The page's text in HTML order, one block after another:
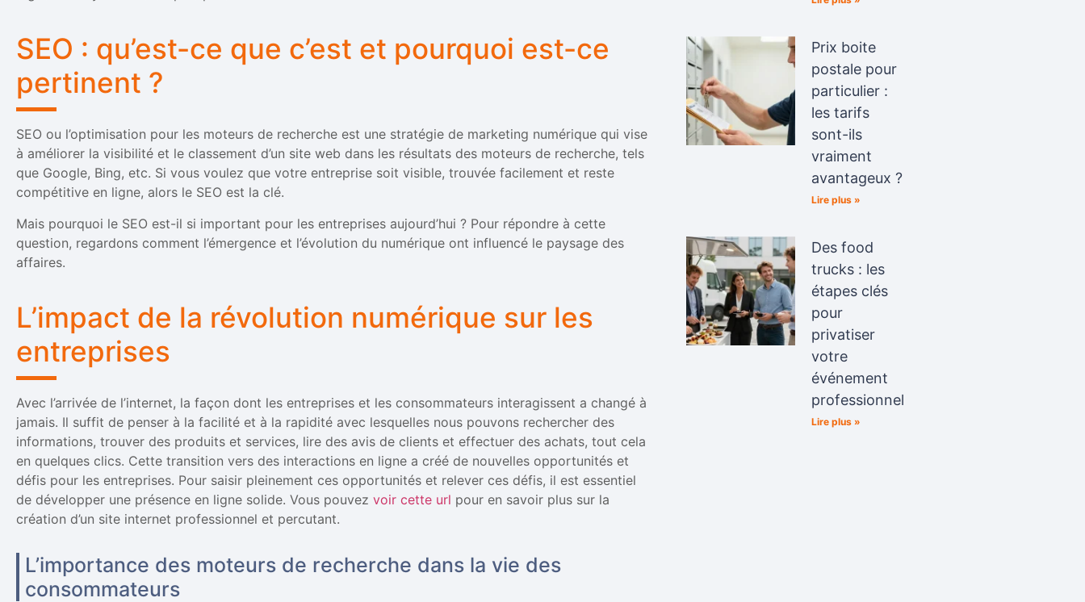
SEO : qu’est-ce que c’est et pourquoi est-ce
pertinent ?
SEO ou l’optimisation pour les moteurs de recherche est une stratégie de marketing numérique qui vise
à améliorer la visibilité et le classement d’un site web dans les résultats des moteurs de recherche, tels
que Google, Bing, etc. Si vous voulez que votre entreprise soit visible, trouvée facilement et reste
compétitive en ligne, alors le SEO est la clé.
Mais pourquoi le SEO est-il si important pour les entreprises aujourd’hui ? Pour répondre à cette
question, regardons comment l’émergence et l’évolution du numérique ont influencé le paysage des
affaires.
L’impact de la révolution numérique sur les
entreprises
Avec l’arrivée de l’internet, la façon dont les entreprises et les consommateurs interagissent a changé à
jamais. Il suffit de penser à la facilité et à la rapidité avec lesquelles nous pouvons rechercher des
informations, trouver des produits et services, lire des avis de clients et effectuer des achats, tout cela
en quelques clics. Cette transition vers des interactions en ligne a créé de nouvelles opportunités et
défis pour les entreprises. Pour saisir pleinement ces opportunités et relever ces défis, il est essentiel
de développer une présence en ligne solide. Vous pouvez voir cette url pour en savoir plus sur la
création d’un site internet professionnel et percutant.
L’importance des moteurs de recherche dans la vie des
consommateurs
Prix boite
postale pour
particulier :
les tarifs
sont-ils
vraiment
avantageux ?
Lire plus »
Des food
trucks : les
étapes clés
pour
privatiser
votre
événement
professionnel
Lire plus »